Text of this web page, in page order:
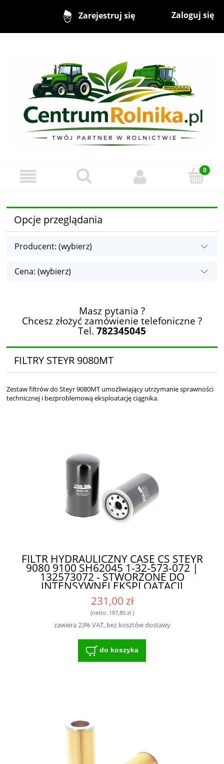
Zarejestruj się Zaloguj się
Opcje przeglądania
Producent: (wybierz)
Cena: (wybierz)
Masz pytania ?
Chcesz złożyć zamówienie telefoniczne ?
Tel. 782345045
FILTRY STEYR 9080MT
Zestaw filtrów do Steyr 9080MT umożliwiający utrzymanie sprawności
technicznej i bezproblemową eksploatację ciągnika.
FILTR HYDRAULICZNY CASE CS STEYR
9080 9100 SH62045 1-32-573-072 |
132573072 - STWORZONE DO
INTENSYWNEJ EKSPLOATACJI
231,00 zł
(netto: 187,80 zł)
zawiera 23% VAT, bez kosztów dostawy
do koszyka